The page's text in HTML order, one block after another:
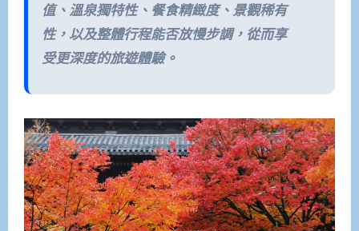
值、溫泉獨特性、餐食精緻度、景觀稀有
性，以及整體行程能否放慢步調，從而享
受更深度的旅遊體驗。